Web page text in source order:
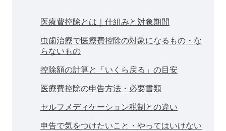
医療費控除とは｜仕組みと対象期間
虫歯治療で医療費控除の対象になるもの・な
らないもの
控除額の計算と「いくら戻る」の目安
医療費控除の申告方法・必要書類
セルフメディケーション税制との違い
申告で気をつけたいこと・やってはいけない